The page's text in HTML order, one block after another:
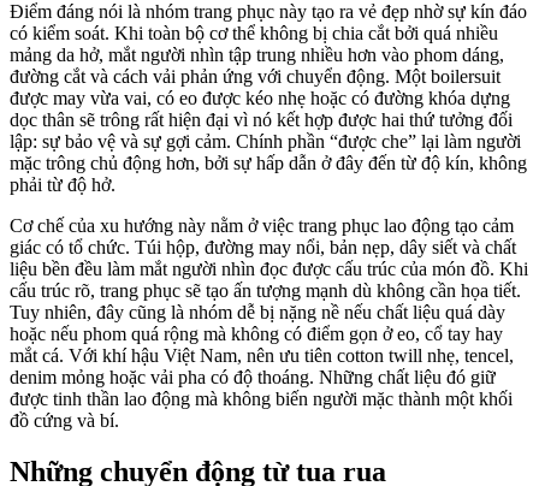
Điểm đáng nói là nhóm trang phục này tạo ra vẻ đẹp nhờ sự kín đáo
có kiểm soát. Khi toàn bộ cơ thể không bị chia cắt bởi quá nhiều
mảng da hở, mắt người nhìn tập trung nhiều hơn vào phom dáng,
đường cắt và cách vải phản ứng với chuyển động. Một boilersuit
được may vừa vai, có eo được kéo nhẹ hoặc có đường khóa dựng
dọc thân sẽ trông rất hiện đại vì nó kết hợp được hai thứ tưởng đối
lập: sự bảo vệ và sự gợi cảm. Chính phần “được che” lại làm người
mặc trông chủ động hơn, bởi sự hấp dẫn ở đây đến từ độ kín, không
phải từ độ hở.
Cơ chế của xu hướng này nằm ở việc trang phục lao động tạo cảm
giác có tổ chức. Túi hộp, đường may nổi, bản nẹp, dây siết và chất
liệu bền đều làm mắt người nhìn đọc được cấu trúc của món đồ. Khi
cấu trúc rõ, trang phục sẽ tạo ấn tượng mạnh dù không cần họa tiết.
Tuy nhiên, đây cũng là nhóm dễ bị nặng nề nếu chất liệu quá dày
hoặc nếu phom quá rộng mà không có điểm gọn ở eo, cổ tay hay
mắt cá. Với khí hậu Việt Nam, nên ưu tiên cotton twill nhẹ, tencel,
denim mỏng hoặc vải pha có độ thoáng. Những chất liệu đó giữ
được tinh thần lao động mà không biến người mặc thành một khối
đồ cứng và bí.
Những chuyển động từ tua rua